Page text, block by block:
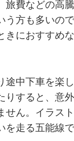
旅費などの高
う方も多いの
きにおすすめ
途中下車を楽
りすると、意
せん。イラス
を走る五能線で